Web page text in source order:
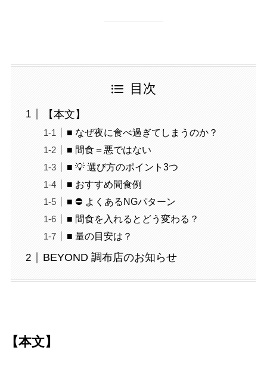
目次
【本文】
■ なぜ夜に食べ過ぎてしまうのか？
■ 間食＝悪ではない
■ 💡 選び方のポイント3つ
■ おすすめ間食例
■ ⛔ よくあるNGパターン
■ 間食を入れるとどう変わる？
■ 量の目安は？
BEYOND 調布店のお知らせ
【本文】